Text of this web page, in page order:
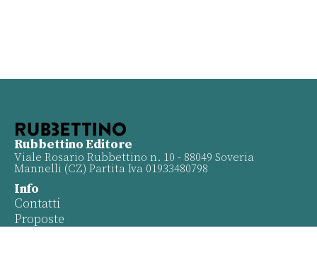
Rubbettino Editore
Viale Rosario Rubbettino n. 10 - 88049 Soveria
Mannelli (CZ) Partita Iva 01933480798
Info
Contatti
Proposte